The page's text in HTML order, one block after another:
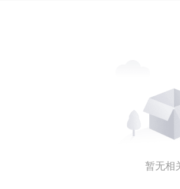
暂无相